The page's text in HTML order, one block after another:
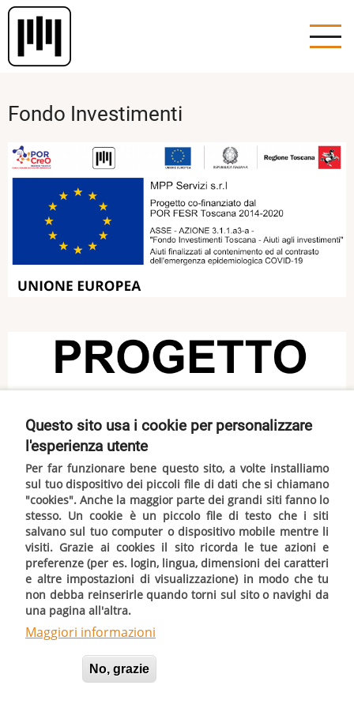
Salta
contenuto
principale
Fondo Investimenti
© 2024 MPP Servizi s.r.l., All rights reserved.
Questo sito usa i cookie per personalizzare
l'esperienza utente
Per far funzionare bene questo sito, a volte installiamo
sul tuo dispositivo dei piccoli file di dati che si chiamano
"cookies". Anche la maggior parte dei grandi siti fanno lo
stesso. Un cookie è un piccolo file di testo che i siti
salvano sul tuo computer o dispositivo mobile mentre li
visiti. Grazie ai cookies il sito ricorda le tue azioni e
preferenze (per es. login, lingua, dimensioni dei caratteri
e altre impostazioni di visualizzazione) in modo che tu
non debba reinserirle quando torni sul sito o navighi da
una pagina all'altra.
Maggiori informazioni
No, grazie